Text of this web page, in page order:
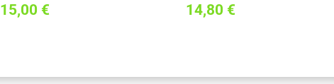
15,00 € 14,80 €